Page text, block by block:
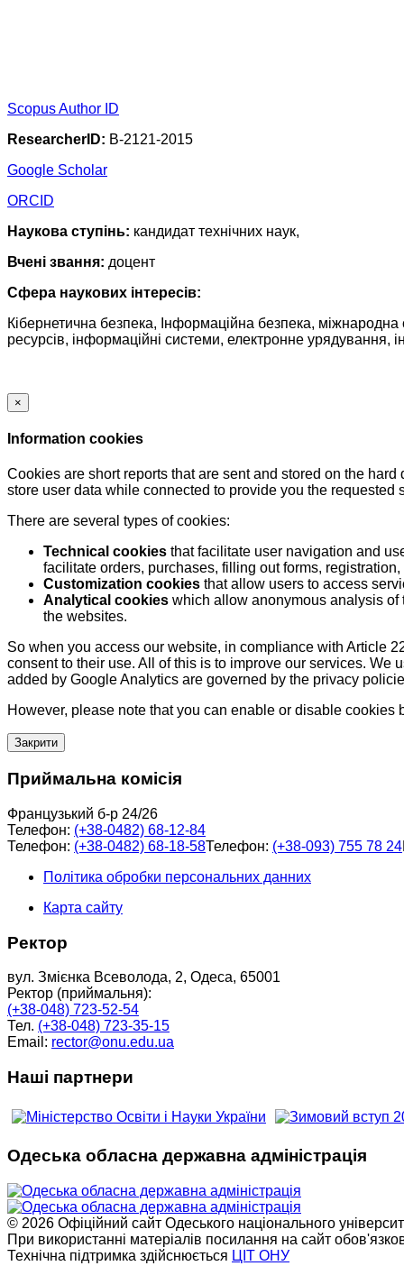
Scopus Author ID
ResearcherID: B-2121-2015
Google Scholar
ORCID
Наукова ступінь: кандидат технічних наук,
Вчені звання: доцент
Сфера наукових інтересів:
Кібернетична безпека, Інформаційна безпека, міжнародна
ресурсів, інформаційні системи, електронне урядування,
×
Information cookies
Cookies are short reports that are sent and stored on the
store user data while connected to provide you the
There are several types of cookies:
Technical cookies that facilitate user navigation and
facilitate orders, purchases, filling out forms,
Customization cookies that allow users to access
Analytical cookies which allow anonymous analysis
the websites.
So when you access our website, in compliance with Article
consent to their use. All of this is to improve our services.
added by Google Analytics are governed by the privacy
However, please note that you can enable or disable cookies
Закрити
Приймальна комісія
Французький б-р 24/26
Телефон: (+38-0482) 68-12-84
Телефон: (+38-0482) 68-18-58Телефон: (+38-093) 755 78 24
Політика обробки персональних данних
Карта сайту
Ректор
вул. Змієнка Всеволода, 2, Одеса, 65001
Ректор (приймальня):
(+38-048) 723-52-54
Тел. (+38-048) 723-35-15
Email: rector@onu.edu.ua
Наші партнери
Одеська обласна державна адміністрація
© 2026 Офіційний сайт Одеського національного
При використанні матеріалів посилання на сайт
Технічна підтримка здійснюється ЦІТ ОНУ